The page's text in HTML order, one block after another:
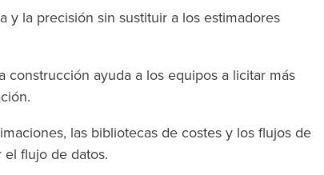
y la precisión sin sustituir a los estimadores
construcción ayuda a los equipos a licitar más
las bibliotecas de costes y los flujos de
flujo de datos.